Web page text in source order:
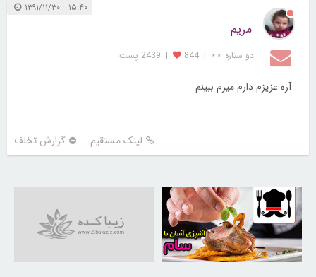
۱۵:۴۰ ۱۳۹۱/۱۱/۳۰
مریم
دو ستاره ⋆⋆ |
844
| 2439 پست
آره عزیزم دارم میرم ببینم
لینک مستقیم گزارش تخلف
30256195